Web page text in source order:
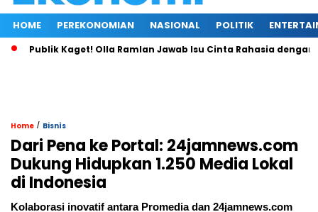
HOME PEREKONOMIAN NASIONAL POLITIK
Kaget! Olla Ramlan Jawab Isu Cinta Rahasia dengan Teuku
Home / Bisnìs
Dari Pena ke Portal: 24jamnews.com
Dukung Hidupkan 1.250 Media Lokal
di Indonesia
Kolaborasi inovatif antara Promedia dan 24jamnews.com